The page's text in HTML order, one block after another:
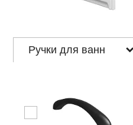
Ручки для ванн